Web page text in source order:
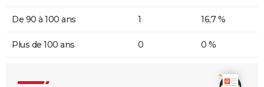
De 90 à 100 ans 1 16,7 %
Plus de 100 ans 0 0 %